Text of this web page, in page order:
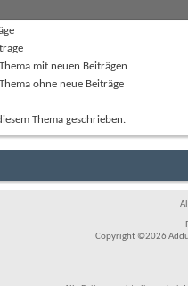
mit neuen Beiträgen
ohne neue Beiträge
Thema geschrieben.
Copyright ©2026